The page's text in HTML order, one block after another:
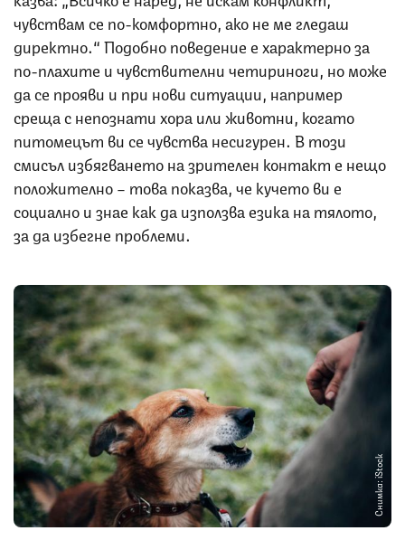
чувствам се по-комфортно, ако не ме гледаш
директно.“ Подобно поведение е характерно за
по-плахите и чувствителни четириноги, но може
да се прояви и при нови ситуации, например
среща с непознати хора или животни, когато
питомецът ви се чувства несигурен. В този
смисъл избягването на зрителен контакт е нещо
положително – това показва, че кучето ви е
социално и знае как да използва езика на тялото,
за да избегне проблеми.
Снимка: iStock